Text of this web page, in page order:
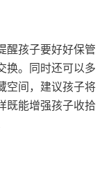
孩子要好好保管
换。同时还可以多
空间，建议孩子将
既能增强孩子收拾